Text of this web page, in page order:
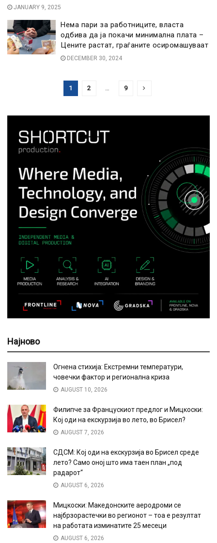
JANUARY 9, 2025
Нема пари за работниците, власта
одбива да ја покачи минимална плата –
Цените растат, граѓаните осиромашуваат
DECEMBER 30, 2024
1 2 9
Најново
Огнена стихија: Екстремни температури,
човечки фактор и регионална криза
AUGUST 10, 2026
Филипче за Францускиот предлог и Мицкоски:
Кој оди на екскурзија во лето, во Брисел?
AUGUST 7, 2026
СДСМ: Кој оди на екскурзија во Брисел среде
лето? Само оној што има таен план „под
радарот“
AUGUST 6, 2026
Мицкоски: Македонските аеродроми се
најбрзорастечки во регионот – тоа е резултат
на работата изминатите 25 месеци
AUGUST 6, 2026